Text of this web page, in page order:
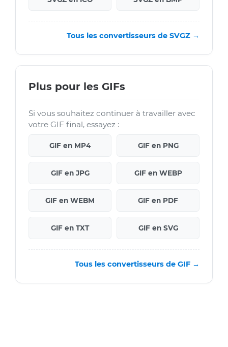
Tous les convertisseurs de SVGZ →
Plus pour les GIFs
Si vous souhaitez continuer à travailler avec
votre GIF final, essayez :
GIF en MP4 GIF en PNG
GIF en JPG GIF en WEBP
GIF en WEBM GIF en PDF
GIF en TXT GIF en SVG
Tous les convertisseurs de GIF →